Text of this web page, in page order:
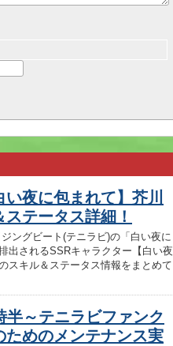
夜に包まれて】芥川
テータス詳細！
ングビート(テニラビ)の「白い夜に
出されるSSRキャラクター【白い夜
スキル＆ステータス情報をまとめて
半～テニラビファンク
ためのメンテナンス実